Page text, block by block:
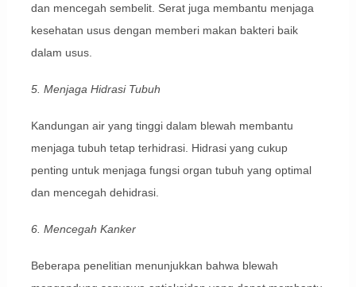
dan mencegah sembelit. Serat juga membantu menjaga
kesehatan usus dengan memberi makan bakteri baik
dalam usus.
5. Menjaga Hidrasi Tubuh
Kandungan air yang tinggi dalam blewah membantu
menjaga tubuh tetap terhidrasi. Hidrasi yang cukup
penting untuk menjaga fungsi organ tubuh yang optimal
dan mencegah dehidrasi.
6. Mencegah Kanker
Beberapa penelitian menunjukkan bahwa blewah